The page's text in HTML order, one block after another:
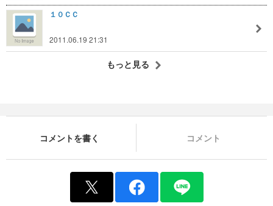
１０ＣＣ
2011.06.19 21:31
もっと見る
コメントを書く コメント